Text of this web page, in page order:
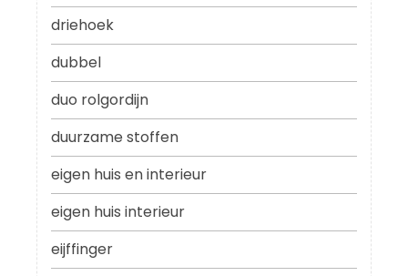
driehoek
dubbel
duo rolgordijn
duurzame stoffen
eigen huis en interieur
eigen huis interieur
eijffinger